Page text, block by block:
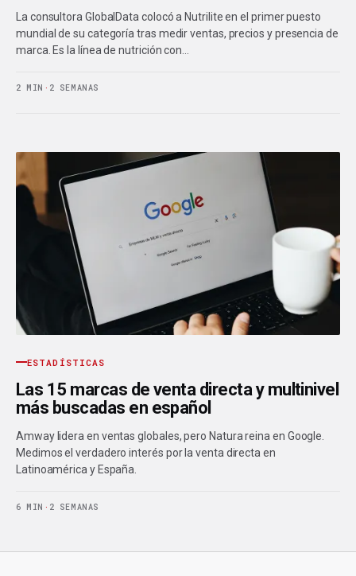
La consultora GlobalData colocó a Nutrilite en el primer puesto
mundial de su categoría tras medir ventas, precios y presencia de
marca. Es la línea de nutrición con…
2 MIN · 2 SEMANAS
ESTADÍSTICAS
Las 15 marcas de venta directa y multinivel
más buscadas en español
Amway lidera en ventas globales, pero Natura reina en Google.
Medimos el verdadero interés por la venta directa en
Latinoamérica y España.
6 MIN · 2 SEMANAS